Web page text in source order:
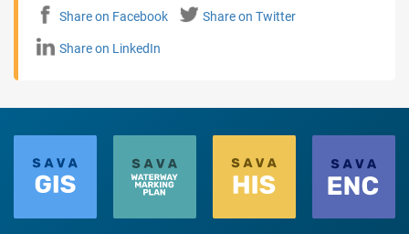
Share on Facebook Share on Twitter
Share on LinkedIn